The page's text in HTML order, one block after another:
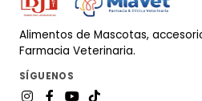
Alimentos de Mascotas,
Farmacia Veterinaria.
SÍGUENOS